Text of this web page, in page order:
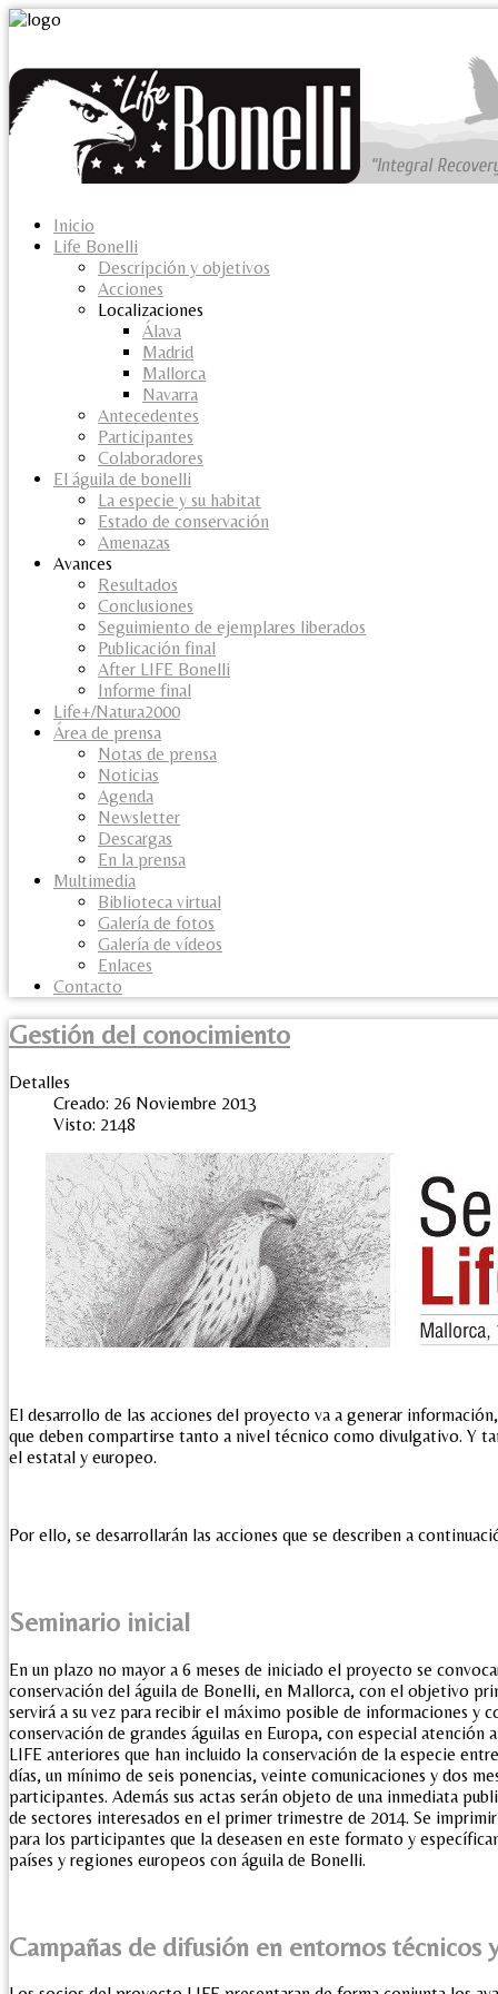
Inicio
Life Bonelli
Descripción y objetivos
Acciones
Localizaciones
Álava
Madrid
Mallorca
Navarra
Antecedentes
Participantes
Colaboradores
El águila de bonelli
La especie y su habitat
Estado de conservación
Amenazas
Avances
Resultados
Conclusiones
Seguimiento de ejemplares liberados
Publicación final
After LIFE Bonelli
Informe final
Life+/Natura2000
Área de prensa
Notas de prensa
Noticias
Agenda
Newsletter
Descargas
En la prensa
Multimedia
Biblioteca virtual
Galería de fotos
Galería de vídeos
Enlaces
Contacto
Gestión del conocimiento
Detalles
Creado: 26 Noviembre 2013
Visto: 2148
El desarrollo de las acciones del proyecto va a generar
que deben compartirse tanto a nivel técnico como divulgativo. Y
el estatal y europeo.
Por ello, se desarrollarán las acciones que se describen a
Seminario inicial
En un plazo no mayor a 6 meses de iniciado el proyecto se
conservación del águila de Bonelli, en Mallorca, con el objetivo
servirá a su vez para recibir el máximo posible de informaciones y
conservación de grandes águilas en Europa, con especial
LIFE anteriores que han incluido la conservación de la especie
días, un mínimo de seis ponencias, veinte comunicaciones y dos
participantes. Además sus actas serán objeto de una inmediata
de sectores interesados en el primer trimestre de 2014. Se
para los participantes que la deseasen en este formato y
países y regiones europeos con águila de Bonelli.
Campañas de difusión en entornos técnicos